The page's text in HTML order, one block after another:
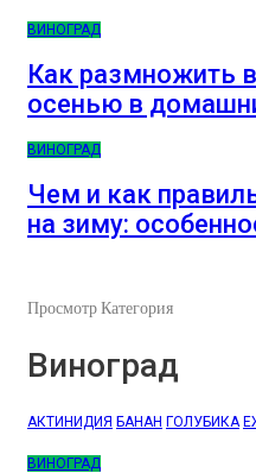
ВИНОГРАД
Как размножить
осенью в
ВИНОГРАД
Чем и как
на зиму:
Просмотр Категория
Виноград
АКТИНИДИЯ БАНАН ГОЛУБИКА
ВИНОГРАД